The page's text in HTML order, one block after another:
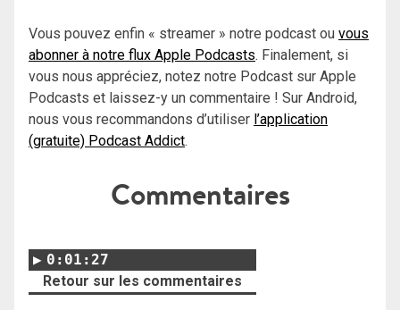
Vous pouvez enfin « streamer » notre podcast ou vous
abonner à notre flux Apple Podcasts. Finalement, si
vous nous appréciez, notez notre Podcast sur Apple
Podcasts et laissez-y un commentaire ! Sur Android,
nous vous recommandons d’utiliser l’application
(gratuite) Podcast Addict.
Commentaires
0:01:27
Retour sur les commentaires